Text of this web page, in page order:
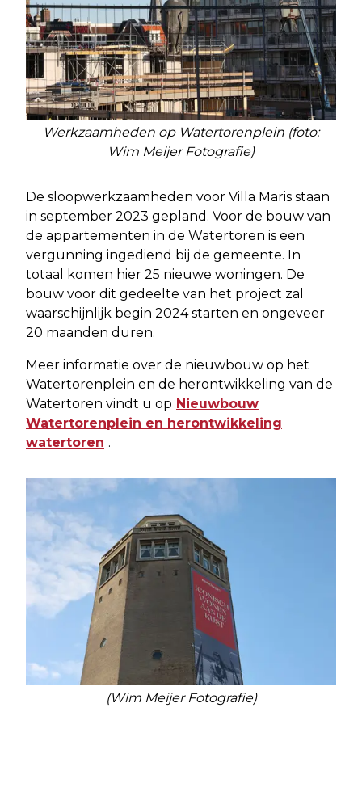
Werkzaamheden op Watertorenplein (foto:
Wim Meijer Fotografie)
De sloopwerkzaamheden voor Villa Maris staan
in september 2023 gepland. Voor de bouw van
de appartementen in de Watertoren is een
vergunning ingediend bij de gemeente. In
totaal komen hier 25 nieuwe woningen. De
bouw voor dit gedeelte van het project zal
waarschijnlijk begin 2024 starten en ongeveer
20 maanden duren.
Meer informatie over de nieuwbouw op het
Watertorenplein en de herontwikkeling van de
Watertoren vindt u op Nieuwbouw
Watertorenplein en herontwikkeling
watertoren .
(Wim Meijer Fotografie)